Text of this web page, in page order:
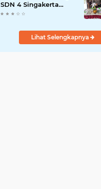
SDN 4 Singakerta
Edukasi Pencegahan
Lihat Selengkapnya